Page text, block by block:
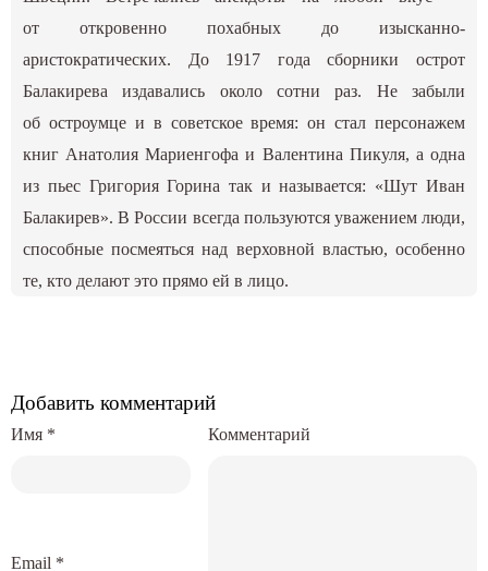
от откровенно похабных до изысканно-
аристократических. До 1917 года сборники острот
Балакирева издавались около сотни раз. Не забыли
об остроумце и в советское время: он стал персонажем
книг Анатолия Мариенгофа и Валентина Пикуля, а одна
из пьес Григория Горина так и называется: «Шут Иван
Балакирев». В России всегда пользуются уважением люди,
способные посмеяться над верховной властью, особенно
те, кто делают это прямо ей в лицо.
Добавить комментарий
Комментарий
Имя *
Email *